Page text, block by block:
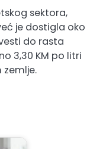
sektora,
je dostigla oko
do rasta
3,30 KM po litri